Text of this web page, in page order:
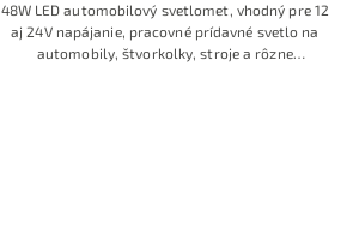
48W LED automobilový svetlomet, vhodný pre 12
aj 24V napájanie, pracovné prídavné svetlo na
automobily, štvorkolky, stroje a rôzne